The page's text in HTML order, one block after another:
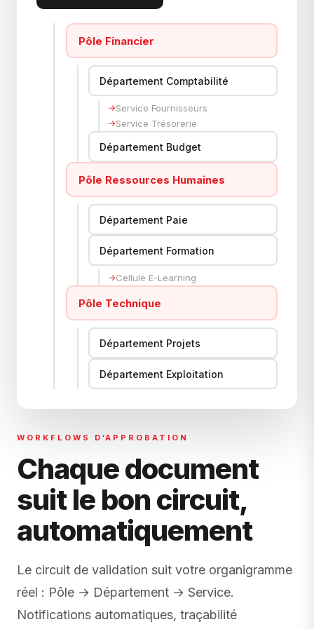
WORKFLOWS D’APPROBATION
Chaque document
suit le bon circuit,
automatiquement
Le circuit de validation suit votre organigramme
réel : Pôle → Département → Service.
Notifications automatiques, traçabilité
Pôle Financier
Département Comptabilité
Service Fournisseurs
Service Trésorerie
Département Budget
Pôle Ressources Humaines
Département Paie
Département Formation
Cellule E-Learning
Pôle Technique
Département Projets
Département Exploitation